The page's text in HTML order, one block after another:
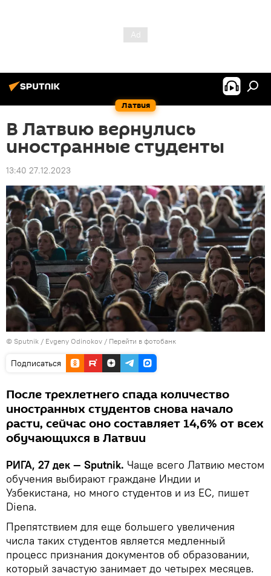
Латвия
В Латвию вернулись
иностранные студенты
13:40 27.12.2023
© Sputnik / Evgeny Odinokov / Перейти в фотобанк
Подписаться
После трехлетнего спада количество
иностранных студентов снова начало
расти, сейчас оно составляет 14,6% от всех
обучающихся в Латвии
РИГА, 27 дек — Sputnik. Чаще всего Латвию местом
обучения выбирают граждане Индии и
Узбекистана, но много студентов и из ЕС, пишет
Diena.
Препятствием для еще большего увеличения
числа таких студентов является медленный
процесс признания документов об образовании,
который зачастую занимает до четырех месяцев.